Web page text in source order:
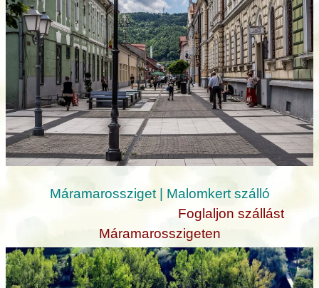
Máramarossziget | Malomkert szálló
Foglaljon szállást
Máramarosszigeten